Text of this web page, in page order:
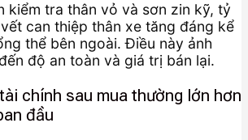
kiểm tra thân vỏ và sơn zin kỹ, tỷ
can thiệp thân xe tăng đáng kể
thể bên ngoài. Điều này ảnh
độ an toàn và giá trị bán lại.
chính sau mua thường lớn hơn
đầu